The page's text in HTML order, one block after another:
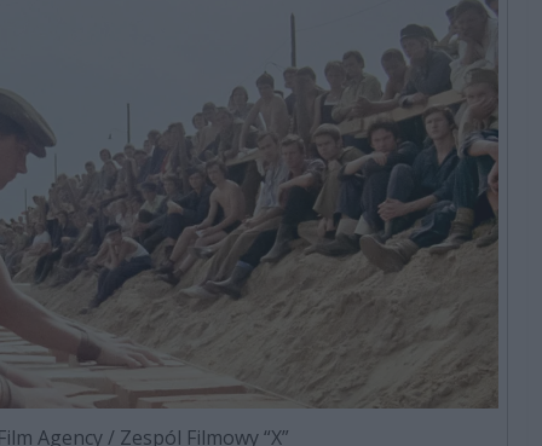
Agency / Zespól Filmowy “X”